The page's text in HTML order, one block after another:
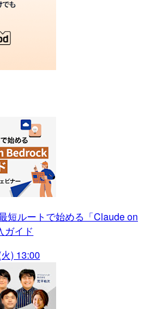
短ルートで始める「Claude on
ガイド
) 13:00